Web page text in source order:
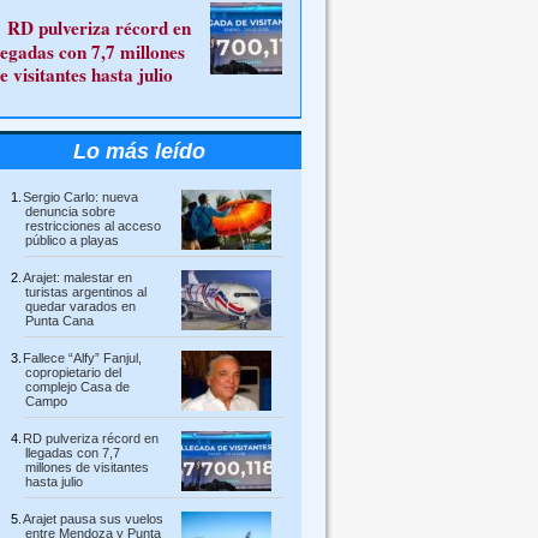
RD pulveriza récord en
con 7,7 millones
visitantes hasta julio
Lo más leído
Sergio Carlo: nueva
denuncia sobre
restricciones al acceso
público a playas
Arajet: malestar en
turistas argentinos al
quedar varados en
Punta Cana
Fallece “Alfy” Fanjul,
copropietario del
complejo Casa de
Campo
RD pulveriza récord en
llegadas con 7,7
millones de visitantes
hasta julio
Arajet pausa sus vuelos
entre Mendoza y Punta